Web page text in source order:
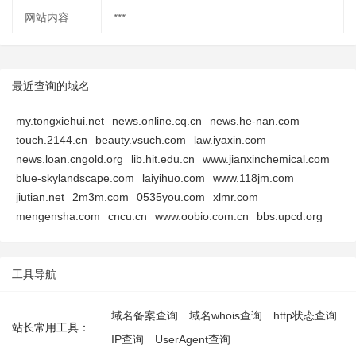
网站内容 ***
最近查询的域名
my.tongxiehui.net news.online.cq.cn
news.he-nan.com
touch.2144.cn
beauty.vsuch.com
law.iyaxin.com
news.loan.cngold.org
lib.hit.edu.cn
www.jianxinchemical.com
blue-skylandscape.com
laiyihuo.com
www.118jm.com
jiutian.net
2m3m.com 0535you.com
xlmr.com
mengensha.com
cncu.cn www.oobio.com.cn bbs.upcd.org
工具导航
站长常用工具：
域名备案查询 域名whois查询
http状态查询
IP查询
UserAgent查询